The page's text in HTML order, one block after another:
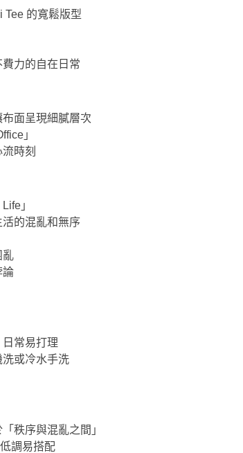
Tee 的寬鬆版型
力的自在日常
面呈現細膩層次
」
時刻
」
的混亂和無序
亂
論
常易打理
或冷水手洗
秩序與混亂之間」
調易搭配